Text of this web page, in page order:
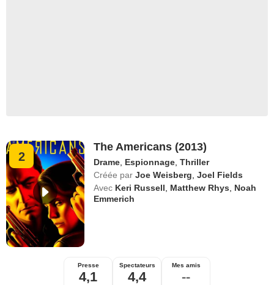
2
The Americans (2013)
Drame Espionnage ,Thriller
Créée par Joe Weisberg ,Joel Fields
Avec Keri Russell Matthew Rhys
Noah
Emmerich
Presse
4,1
Spectateurs
4,4
Mes amis
--